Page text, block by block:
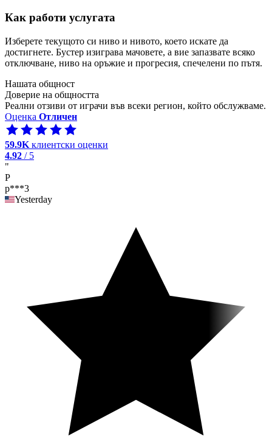
Как работи услугата
Изберете текущото си ниво и нивото, което искате да
достигнете. Бустер изиграва мачовете, а вие запазвате всяко
отключване, ниво на оръжие и прогресия, спечелени по пътя.
Нашата общност
Доверие на общността
Реални отзиви от играчи във всеки регион, който обслужваме.
Оценка Отличен
59.9K клиентски оценки
4.92 / 5
"
P
p***3
Yesterday